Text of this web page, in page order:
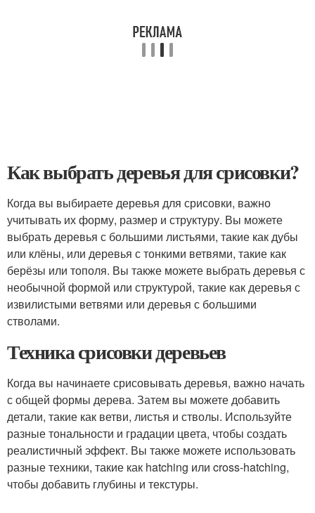
Как выбрать деревья для срисовки?
Когда вы выбираете деревья для срисовки, важно
учитывать их форму, размер и структуру. Вы можете
выбрать деревья с большими листьями, такие как дубы
или клёны, или деревья с тонкими ветвями, такие как
берёзы или тополя. Вы также можете выбрать деревья с
необычной формой или структурой, такие как деревья с
извилистыми ветвями или деревья с большими
стволами.
Техника срисовки деревьев
Когда вы начинаете срисовывать деревья, важно начать
с общей формы дерева. Затем вы можете добавить
детали, такие как ветви, листья и стволы. Используйте
разные тональности и градации цвета, чтобы создать
реалистичный эффект. Вы также можете использовать
разные техники, такие как hatching или cross-hatching,
чтобы добавить глубины и текстуры.